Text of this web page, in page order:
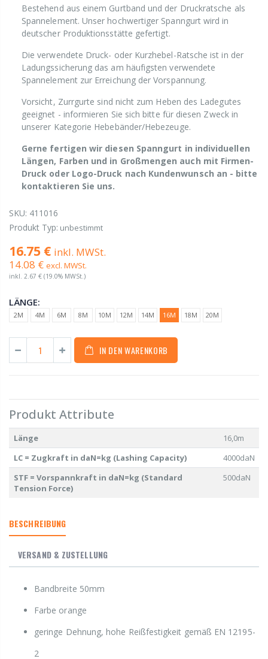
Bestehend aus einem Gurtband und der Druckratsche als
Spannelement. Unser hochwertiger Spanngurt wird in
deutscher Produktionsstätte gefertigt.
Die verwendete Druck- oder Kurzhebel-Ratsche ist in der
Ladungssicherung das am häufigsten verwendete
Spannelement zur Erreichung der Vorspannung.
Vorsicht, Zurrgurte sind nicht zum Heben des Ladegutes
geeignet - informieren Sie sich bitte für diesen Zweck in
unserer Kategorie Hebebänder/Hebezeuge.
Gerne fertigen wir diesen Spanngurt in individuellen
Längen, Farben und in Großmengen auch mit Firmen-
Druck oder Logo-Druck nach Kundenwunsch an - bitte
kontaktieren Sie uns.
SKU: 411016
Produkt Typ: unbestimmt
16.75 € inkl. MWSt.
14.08 € excl. MWSt.
inkl. 2.67 € (19.0% MWSt.)
LÄNGE:
2M 4M 6M 8M 10M 12M 14M 16M 18M 20M
IN DEN WARENKORB
Produkt Attribute
Länge
16,0m
LC = Zugkraft in daN=kg (Lashing Capacity)
4000daN
STF = Vorspannkraft in daN=kg (Standard
Tension Force)
500daN
BESCHREIBUNG
VERSAND & ZUSTELLUNG
Bandbreite 50mm
Farbe orange
geringe Dehnung, hohe Reißfestigkeit gemäß EN 12195-
2